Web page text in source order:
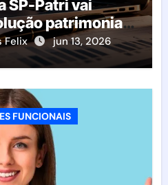
SP-Patri vai
patrimonial
de São
Felix jun 13, 2026
FUNCIONAIS